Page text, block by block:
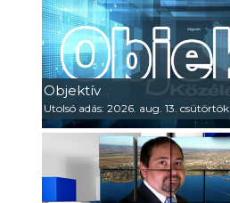
Objektív
Utolsó adás: 2026. aug. 13. csütörtök